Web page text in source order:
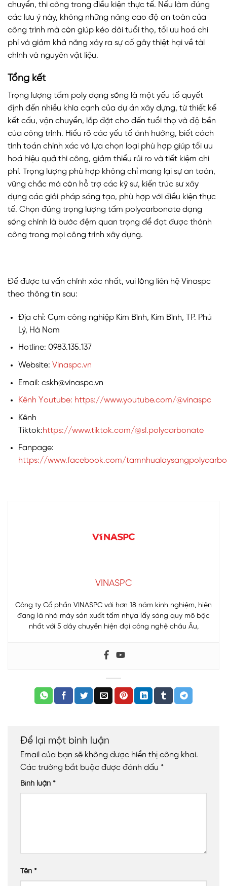
chuyển, thi công trong điều kiện thực tế. Nếu làm đúng
các lưu ý này, không những nâng cao độ an toàn của
công trình mà còn giúp kéo dài tuổi thọ, tối ưu hoá chi
phí và giảm khả năng xảy ra sự cố gây thiệt hại về tài
chính và nguyên vật liệu.
Tổng kết
Trọng lượng tấm poly dạng sóng là một yếu tố quyết
định đến nhiều khía cạnh của dự án xây dựng, từ thiết kế
kết cấu, vận chuyển, lắp đặt cho đến tuổi thọ và độ bền
của công trình. Hiểu rõ các yếu tố ảnh hưởng, biết cách
tính toán chính xác và lựa chọn loại phù hợp giúp tối ưu
hoá hiệu quả thi công, giảm thiểu rủi ro và tiết kiệm chi
phí. Trọng lượng phù hợp không chỉ mang lại sự an toàn,
vững chắc mà còn hỗ trợ các kỹ sư, kiến trúc sư xây
dựng các giải pháp sáng tạo, phù hợp với điều kiện thực
tế. Chọn đúng trọng lượng tấm polycarbonate dạng
sóng chính là bước đệm quan trọng để đạt được thành
công trong mọi công trình xây dựng.
Để được tư vấn chính xác nhất, vui lòng liên hệ Vinaspc
theo thông tin sau:
Địa chỉ: Cụm công nghiệp Kim Bình, Kim Bình, TP. Phủ
Lý, Hà Nam
Hotline: 0983.135.137
Website: Vinaspc.vn
Email: cskh@vinaspc.vn
Kênh Youtube: https://www.youtube.com/@vinaspc
Kênh
Tiktok:https://www.tiktok.com/@sl.polycarbonate
Fanpage:
https://www.facebook.com/
VINASPC
Công ty Cổ phần VINASPC với hơn 18 năm kinh nghiệm, hiện
đang là nhà máy sản xuất tấm nhựa lấy sáng quy mô bậc
nhất với 5 dây chuyền hiện đại công nghệ châu Âu,
Để lại một bình luận
Email của bạn sẽ không được hiển thị công khai.
Các trường bắt buộc được đánh dấu *
Bình luận *
Tên *